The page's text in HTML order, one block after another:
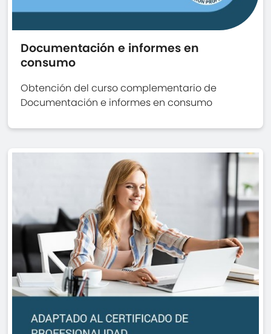
Documentación e informes en
consumo
Obtención del curso complementario de
Documentación e informes en consumo